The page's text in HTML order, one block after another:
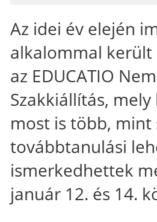
Az idei év elején
alkalommal került
az EDUCATIO
Szakkiállítás,
most is több, mint
továbbtanulási
ismerkedhettek
január 12. és 14.